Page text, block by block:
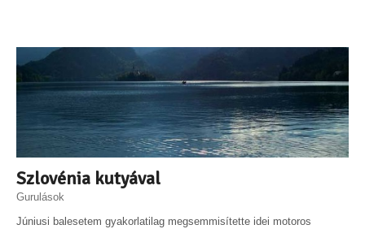
Szlovénia kutyával
Gurulások
Júniusi balesetem gyakorlatilag megsemmisítette idei motoros